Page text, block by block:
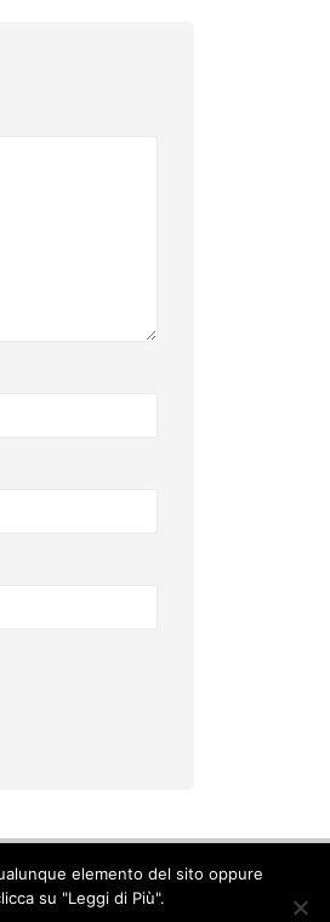
Cookie Policy-Privacy Policy
elemento del sito oppure
su "Leggi di Più".